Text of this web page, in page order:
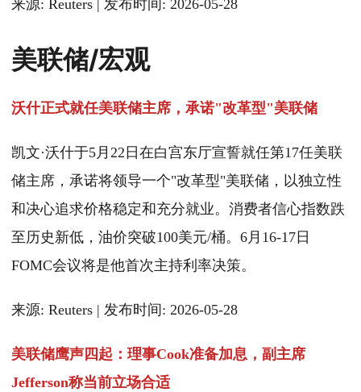
来源: Reuters | 发布时间: 2026-05-28
美联储/宏观
沃什正式就任美联储主席，承诺"改革型"美联储
凯文·沃什于5月22日在白宫东厅宣誓就任第17任美联
储主席，承诺将领导一个"改革型"美联储，以独立性
和决心追求价格稳定和充分就业。消费者信心指数跌
至历史新低，油价突破100美元/桶。6月16-17日
FOMC会议将是他首次主持利率决策。
来源: Reuters | 发布时间: 2026-05-28
美联储鹰声四起：理事Cook准备加息，副主席
Jefferson称当前立场合适